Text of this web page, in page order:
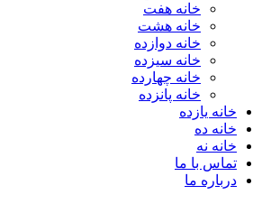
خانه هفت
خانه هشت
خانه دوازده
خانه سیزده
خانه چهارده
خانه پانزده
خانه یازده
خانه ده
خانه نه
تماس با ما
درباره ما